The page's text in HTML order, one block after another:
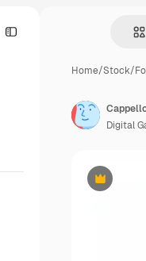
Home/Stock/
Premium
Digital